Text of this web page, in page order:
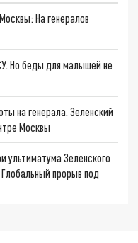
На генералов
Но беды для малышей не
на генерала. Зеленский
Москвы
ультиматума Зеленского
прорыв под